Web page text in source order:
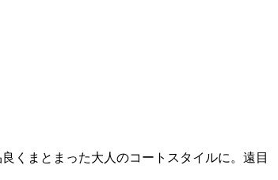
くまとまった大人のコートスタイルに。遠目